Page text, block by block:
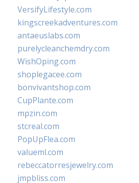
VersifyLifestyle.com
kingscreekadventures.com
antaeuslabs.com
purelycleanchemdry.com
WishOping.com
shoplegacee.com
bonvivantshop.com
CupPlante.com
mpzin.com
stcreal.com
PopUpFlea.com
valueml.com
rebeccatorresjewelry.com
jmpbliss.com